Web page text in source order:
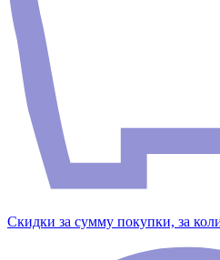
Скидки за сумму покупки, за